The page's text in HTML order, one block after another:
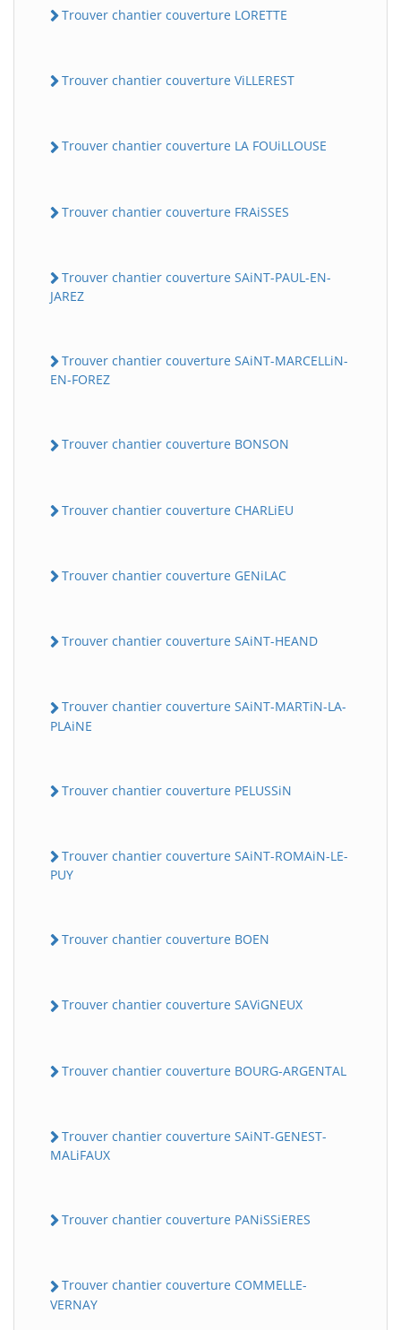
Trouver chantier couverture LORETTE
Trouver chantier couverture ViLLEREST
Trouver chantier couverture LA FOUiLLOUSE
Trouver chantier couverture FRAiSSES
Trouver chantier couverture SAiNT-PAUL-EN-
JAREZ
Trouver chantier couverture SAiNT-MARCELLiN-
EN-FOREZ
Trouver chantier couverture BONSON
Trouver chantier couverture CHARLiEU
Trouver chantier couverture GENiLAC
Trouver chantier couverture SAiNT-HEAND
Trouver chantier couverture SAiNT-MARTiN-LA-
PLAiNE
Trouver chantier couverture PELUSSiN
Trouver chantier couverture SAiNT-ROMAiN-LE-
PUY
Trouver chantier couverture BOEN
Trouver chantier couverture SAViGNEUX
Trouver chantier couverture BOURG-ARGENTAL
Trouver chantier couverture SAiNT-GENEST-
MALiFAUX
Trouver chantier couverture PANiSSiERES
Trouver chantier couverture COMMELLE-
VERNAY